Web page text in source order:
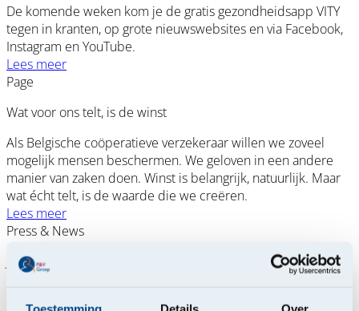
De komende weken kom je de gratis gezondheidsapp VITY
tegen in kranten, op grote nieuwswebsites en via Facebook,
Instagram en YouTube.
Lees meer
Page
Wat voor ons telt, is de winst
Als Belgische coöperatieve verzekeraar willen we zoveel
mogelijk mensen beschermen. We geloven in een andere
manier van zaken doen. Winst is belangrijk, natuurlijk. Maar
wat écht telt, is de waarde die we creëren.
Lees meer
Press & News
Jaarresultaten P&V Groep over 2024
PERSBERICHT - Brussel, 5 juni 2025P&V Groep toont in